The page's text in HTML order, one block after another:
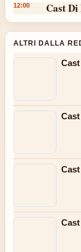
12:00 Cast
ALTRI DALLA